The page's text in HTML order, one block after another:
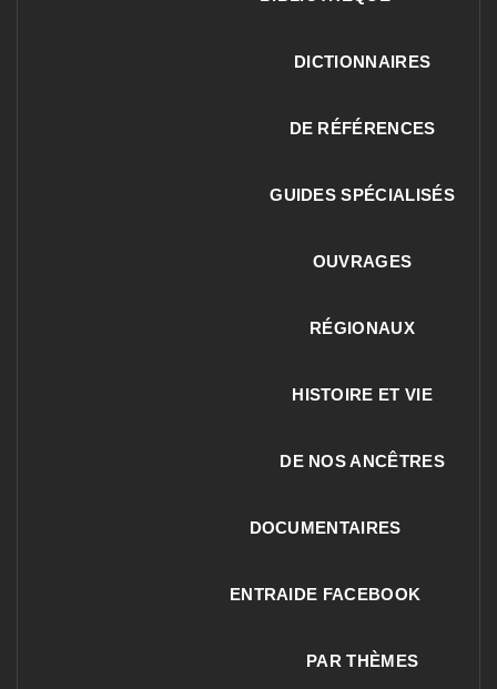
DICTIONNAIRES
DE RÉFÉRENCES
GUIDES SPÉCIALISÉS
OUVRAGES
RÉGIONAUX
HISTOIRE ET VIE
DE NOS ANCÊTRES
DOCUMENTAIRES
ENTRAIDE FACEBOOK
PAR THÈMES